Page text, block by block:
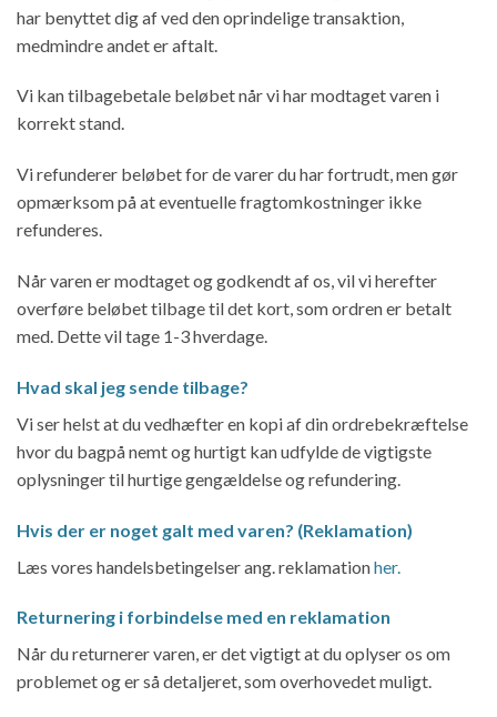
har benyttet dig af ved den oprindelige transaktion,
medmindre andet er aftalt.
Vi kan tilbagebetale beløbet når vi har modtaget varen i
korrekt stand.
Vi refunderer beløbet for de varer du har fortrudt, men gør
opmærksom på at eventuelle fragtomkostninger ikke
refunderes.
Når varen er modtaget og godkendt af os, vil vi herefter
overføre beløbet tilbage til det kort, som ordren er betalt
med. Dette vil tage 1-3 hverdage.
Hvad skal jeg sende tilbage?
Vi ser helst at du vedhæfter en kopi af din ordrebekræftelse
hvor du bagpå nemt og hurtigt kan udfylde de vigtigste
oplysninger til hurtige gengældelse og refundering.
Hvis der er noget galt med varen? (Reklamation)
Læs vores handelsbetingelser ang. reklamationher.
Returnering i forbindelse med en reklamation
Når du returnerer varen, er det vigtigt at du oplyser os om
problemet og er så detaljeret, som overhovedet muligt.